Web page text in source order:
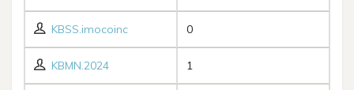
KBSS.imocoinc 0
KBMN.2024 1